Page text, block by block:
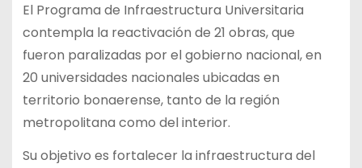
El Programa de Infraestructura Universitaria
contempla la reactivación de 21 obras, que
fueron paralizadas por el gobierno nacional, en
20 universidades nacionales ubicadas en
territorio bonaerense, tanto de la región
metropolitana como del interior.
Su objetivo es fortalecer la infraestructura del